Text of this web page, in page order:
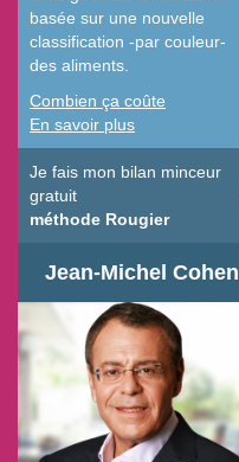
basée sur une nouvelle
classification -par couleur-
des aliments.
Combien ça coûte
En savoir plus
Je fais mon bilan minceur
gratuit
méthode Rougier
Jean-Michel Cohen